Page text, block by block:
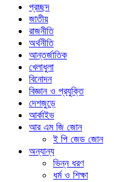
প্রচ্ছদ
জাতীয়
রাজনীতি
অর্থনীতি
আন্তর্জাতিক
খেলাধুলা
বিনোদন
বিজ্ঞান ও প্রযুক্তি
দেশজুড়ে
আর্কাইভ
আর এম জি জোন
ই পি জেড জোন
অন্যান্য
ভিন্ন ধরণ
ধর্ম ও শিক্ষা